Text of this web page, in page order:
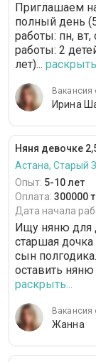
Приглашаем
полный день
работы: пн, вт,
работы: 2
лет)...
Вакансия
Ирина
Няня девочке
Астана, Старый
Опыт: 5-10 лет
Оплата: 300000
Дата начала
Ищу няню для
старшая
сын
оставить
раскрыть...
Вакансия
Жанна